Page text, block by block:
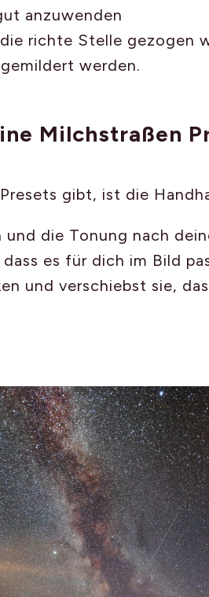
anzuwenden
richte Stelle gezogen
werden.
Milchstraßen
gibt, ist die
die Tonung nach
es für dich im Bild
und verschiebst sie,